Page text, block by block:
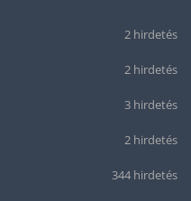
2 hirdetés
2 hirdetés
3 hirdetés
2 hirdetés
344 hirdetés